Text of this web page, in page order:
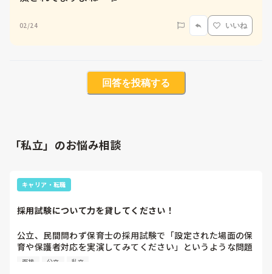
02/24 いいね
回答を投稿する
「私立」のお悩み相談
キャリア・転職
採用試験について力を貸してください！
公立、民間問わず保育士の採用試験で「設定された場面の保
育や保護者対応を実演してみてください」というような問題
を出された方いらっしゃいますか？
面接 公立 私立